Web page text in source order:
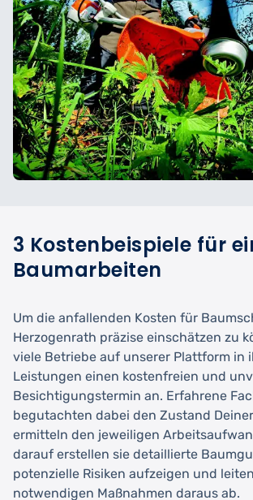
3 Kostenbeispiele für
Baumarbeiten
Um die anfallenden Kosten für
Herzogenrath präzise einschätzen zu
viele Betriebe auf unserer Plattform in
Leistungen einen kostenfreien und
Besichtigungstermin an. Erfahrene
begutachten dabei den Zustand
ermitteln den jeweiligen
darauf erstellen sie detaillierte
potenzielle Risiken aufzeigen und
notwendigen Maßnahmen daraus ab.